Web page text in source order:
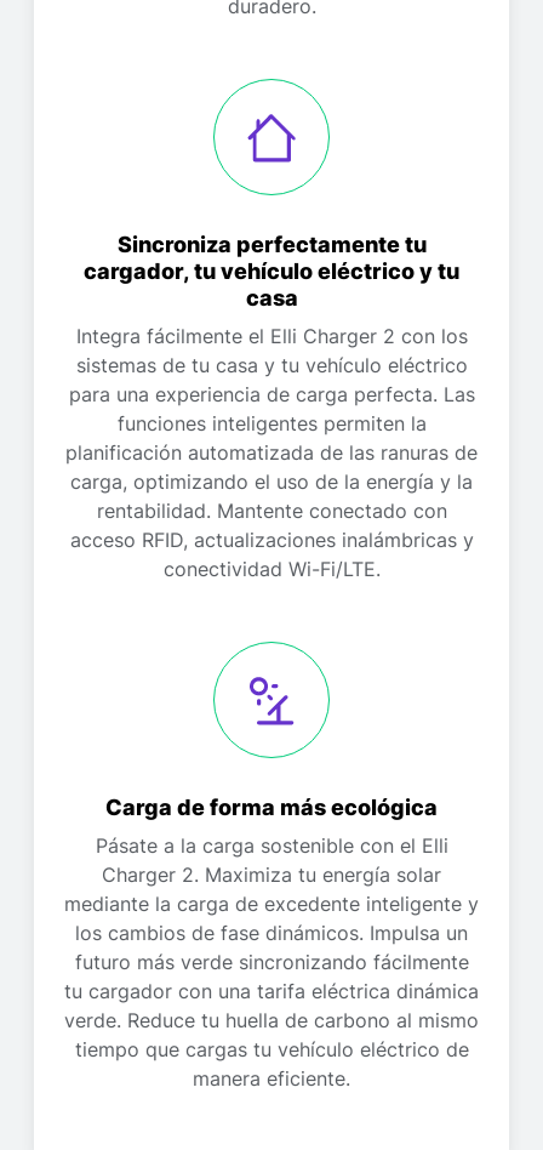
duradero.
Sincroniza perfectamente tu
cargador, tu vehículo eléctrico y tu
casa
Integra fácilmente el Elli Charger 2 con los
sistemas de tu casa y tu vehículo eléctrico
para una experiencia de carga perfecta. Las
funciones inteligentes permiten la
planificación automatizada de las ranuras de
carga, optimizando el uso de la energía y la
rentabilidad. Mantente conectado con
acceso RFID, actualizaciones inalámbricas y
conectividad Wi-Fi/LTE.
Carga de forma más ecológica
Pásate a la carga sostenible con el Elli
Charger 2. Maximiza tu energía solar
mediante la carga de excedente inteligente y
los cambios de fase dinámicos. Impulsa un
futuro más verde sincronizando fácilmente
tu cargador con una tarifa eléctrica dinámica
verde. Reduce tu huella de carbono al mismo
tiempo que cargas tu vehículo eléctrico de
manera eficiente.